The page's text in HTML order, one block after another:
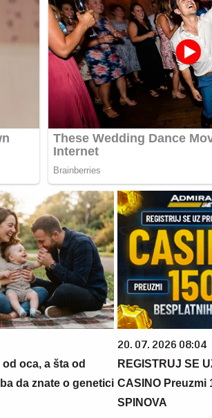
oca, a šta od
da znate o genetici
20. 07. 2026 08:04
REGISTRUJ SE
CASINO Preuzmi
SPINOVA